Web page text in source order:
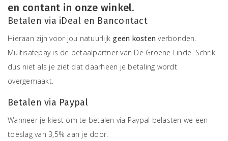
en contant in onze winkel.
Betalen via iDeal en Bancontact
Hieraan zijn voor jou natuurlijk geen kosten verbonden.
Multisafepay is de betaalpartner van De Groene Linde. Schrik
dus niet als je ziet dat daarheen je betaling wordt
overgemaakt.
Betalen via Paypal
Wanneer je kiest om te betalen via Paypal belasten we een
toeslag van 3,5% aan je door.